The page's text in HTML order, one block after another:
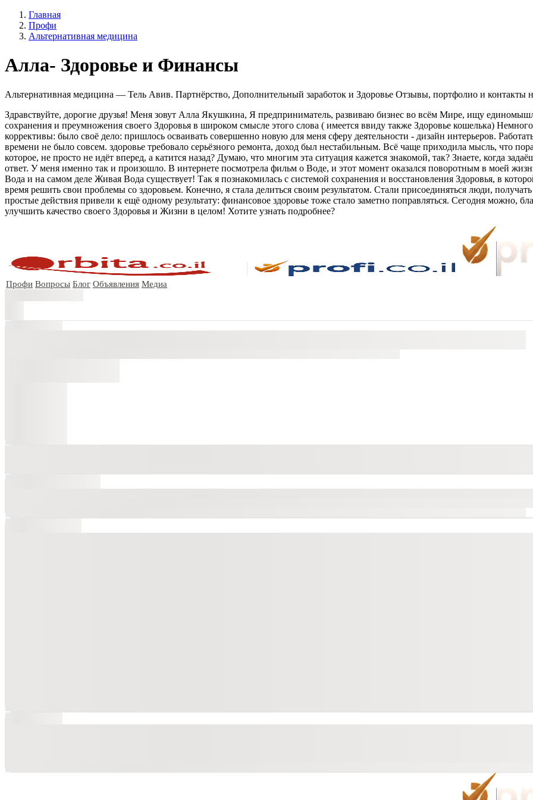
Главная
Профи
Альтернативная медицина
Алла- Здоровье и Финансы
Альтернативная медицина — Тель Авив. Партнёрство, Дополнительный заработок и Здоровье Отзывы, портфолио и контакты
Здравствуйте, дорогие друзья! Меня зовут Алла Якушкина, Я предприниматель, развиваю бизнес во всём Мире, ищу
сохранения и преумножения своего Здоровья в широком смысле этого слова ( имеется ввиду также Здоровье кошелька)
коррективы: было своё дело: пришлось осваивать совершенно новую для меня сферу деятельности - дизайн интерьеров.
времени не было совсем. здоровье требовало серьёзного ремонта, доход был нестабильным. Всё чаще приходила мысль, что
которое, не просто не идёт вперед, а катится назад? Думаю, что многим эта ситуация кажется знакомой, так? Знаете, когда
ответ. У меня именно так и произошло. В интернете посмотрела фильм о Воде, и этот момент оказался поворотным в моей
Вода и на самом деле Живая Вода существует! Так я познакомилась с системой сохранения и восстановления Здоровья, в
время решить свои проблемы со здоровьем. Конечно, я стала делиться своим результатом. Стали присоединяться люди,
простые действия привели к ещё одному результату: финансовое здоровье тоже стало заметно поправляться. Сегодня можно,
улучшить качество своего Здоровья и Жизни в целом! Хотите узнать подробнее?
Профи Вопросы Блог Объявления Медиа